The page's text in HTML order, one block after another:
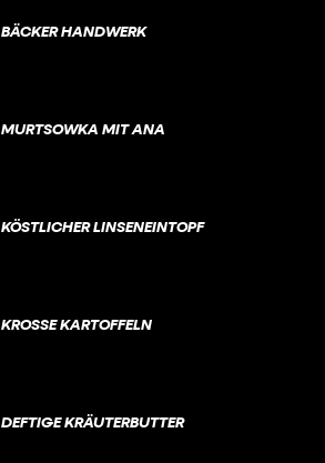
BÄCKER HANDWERK
MURTSOWKA MIT ANA
KÖSTLICHER LINSENEINTOPF
KROSSE KARTOFFELN
DEFTIGE KRÄUTERBUTTER